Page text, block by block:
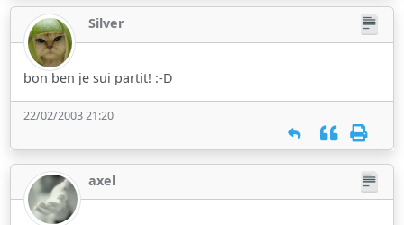
Silver
bon ben je sui partit! :-D
22/02/2003 21:20
axel